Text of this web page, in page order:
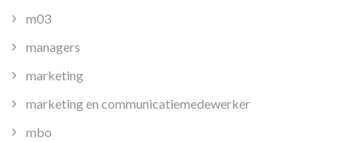
m03
managers
marketing
marketing en communicatiemedewerker
mbo